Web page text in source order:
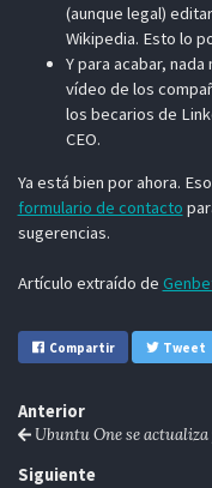
(aunque legal)
Wikipedia. Esto lo
Y para acabar,
vídeo de los
los becarios de
CEO.
Ya está bien por ahora.
formulario de contacto
sugerencias.
Artículo extraído de
Compartir Tweet
Anterior
Ubuntu One se
Siguiente